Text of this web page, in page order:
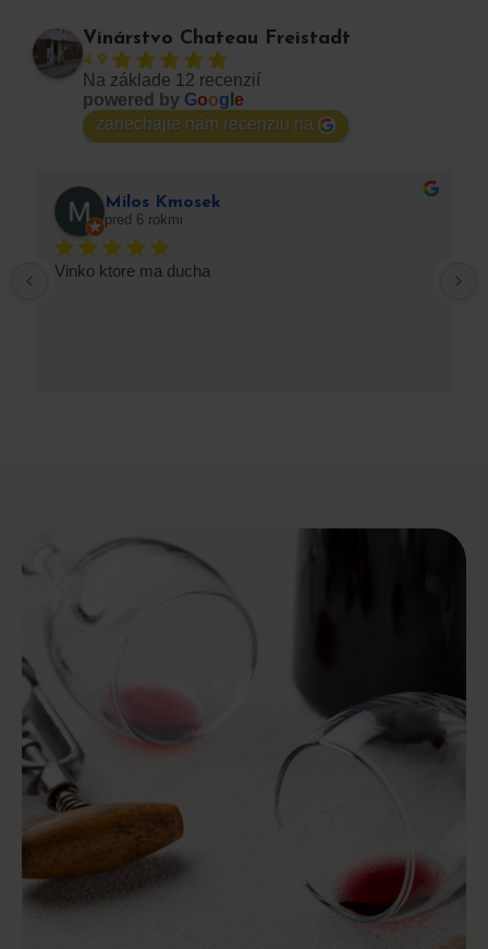
Vinárstvo Chateau Freistadt
4.9
Na základe 12 recenzií
powered by Goog e
zanechajte nám recenziu na
Milos Kmosek
pred 6 rokmi
Vinko ktore ma ducha